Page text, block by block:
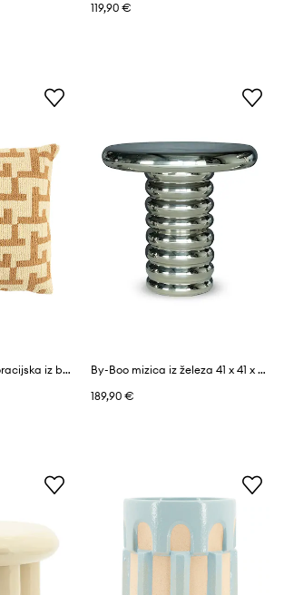
119,90 €
By-Boo blazina dekoracijska iz bombaža 50 x 50 cm
By-Boo mizica iz železa 41 x 41 x 43 cm
189,90 €